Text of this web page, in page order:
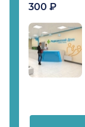
300 ₽